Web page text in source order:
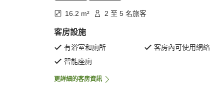
16.2 m² 2 至 5 名旅客
客房設施
有浴室和廁所
客房內可使用網絡
智能座廁
更詳細的客房資訊